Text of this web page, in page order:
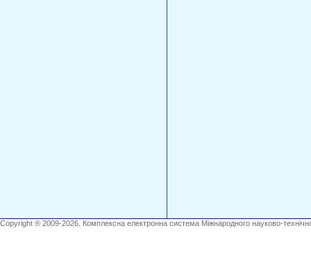
Copyright ® 2009-2026. Комплексна електронна система Міжнародного науково-